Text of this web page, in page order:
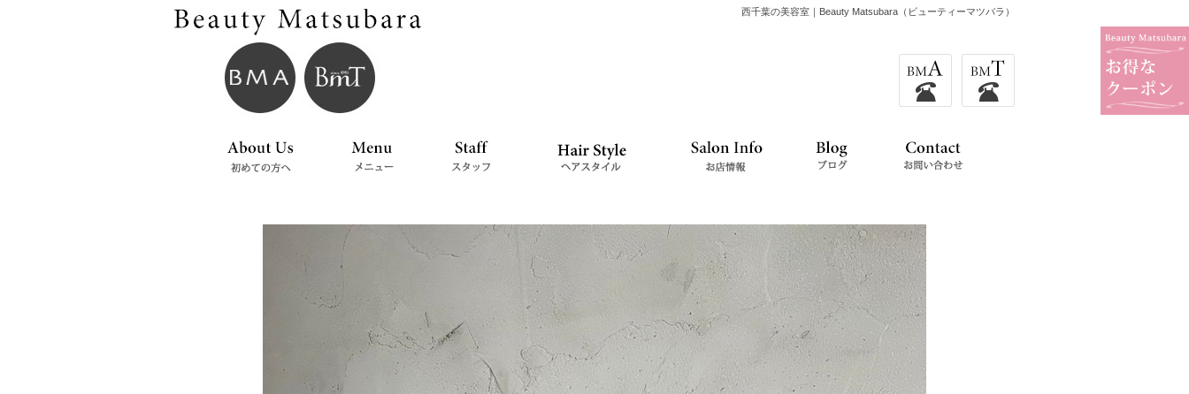
西千葉の美容室｜Beauty Matsubara（ビューティーマツバラ）